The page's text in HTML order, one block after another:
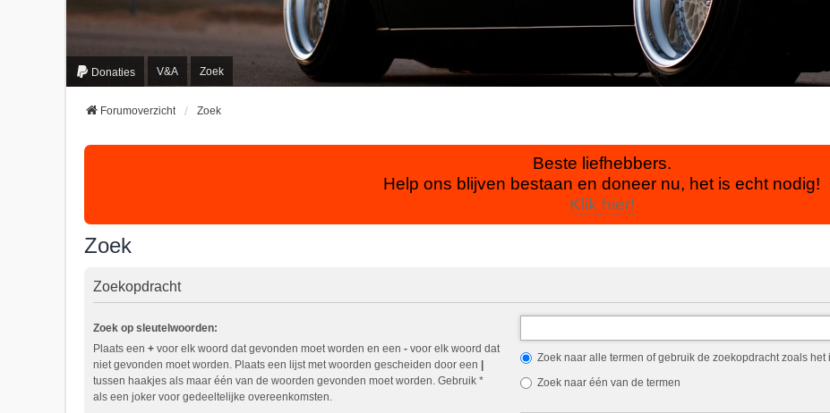
Donaties V&A Zoek
Forumoverzicht Zoek
Beste liefhebbers.
Help ons blijven bestaan en doneer nu, het is echt nodig!
Klik hier!
Zoek
Zoekopdracht
Zoek op sleutelwoorden:
Plaats een + voor elk woord dat gevonden moet worden en een - voor elk woord dat
niet gevonden moet worden. Plaats een lijst met woorden gescheiden door een
tussen haakjes als maar één van de woorden gevonden moet worden. Gebruik *
als een joker voor gedeeltelijke overeenkomsten.
Zoek naar alle termen of gebruik de zoekopdracht zoals het
Zoek naar één van de termen